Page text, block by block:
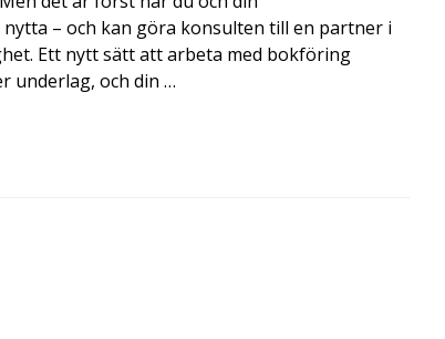
– och kan göra konsulten till en partner i
Ett nytt sätt att arbeta med bokföring
underlag, och din …